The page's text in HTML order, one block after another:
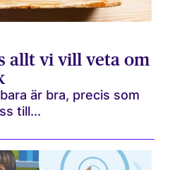
allt vi vill veta om
är bra, precis som
till...